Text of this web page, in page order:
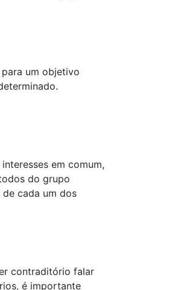
um objetivo
em comum,
do grupo
cada um dos
contraditório falar
é importante